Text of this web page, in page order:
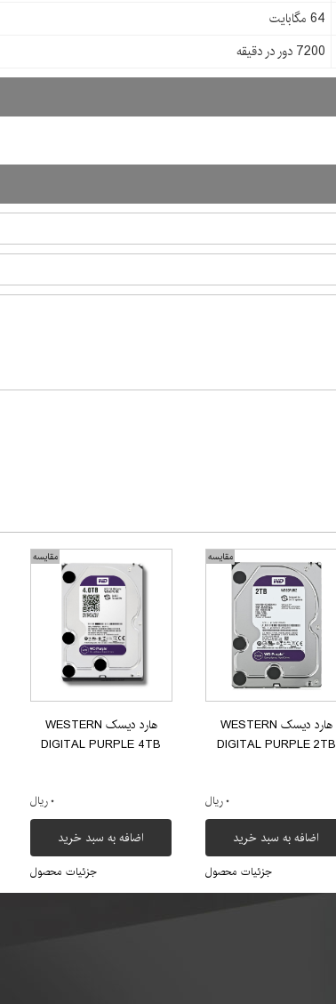
64 مگابایت
7200 دور در دقیقه
مقایسه
هارد دیسک WESTERN
DIGITAL PURPLE 2TB
۰ ریال
اضافه به سبد خرید
جزئیات محصول
مقایسه
هارد دیسک WESTERN
DIGITAL PURPLE 4TB
۰ ریال
اضافه به سبد خرید
جزئیات محصول